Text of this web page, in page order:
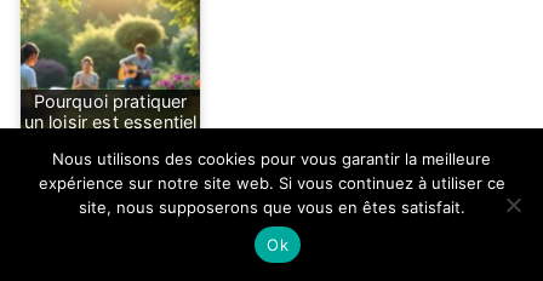
Pourquoi pratiquer
un loisir est essentiel
Nous utilisons des cookies pour vous garantir la meilleure
expérience sur notre site web. Si vous continuez à utiliser ce
site, nous supposerons que vous en êtes satisfait.
Ok